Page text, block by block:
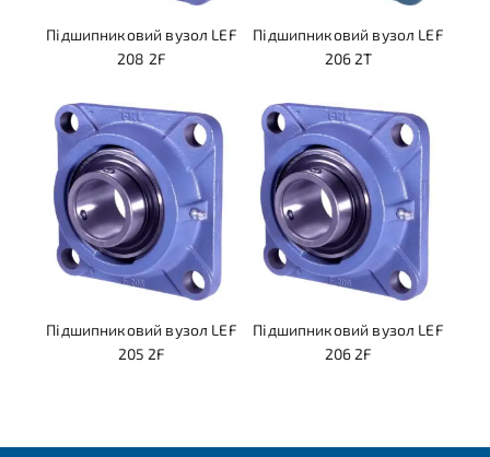
Підшипниковий вузол LEF
208 2F
Підшипниковий вузол LEF
206 2T
Підшипниковий вузол LEF
205 2F
Підшипниковий вузол LEF
206 2F